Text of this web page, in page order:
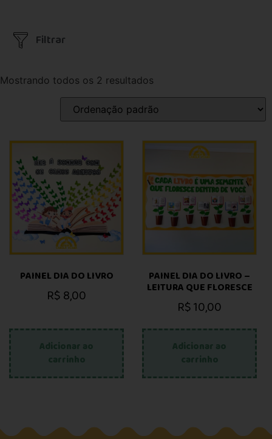
Filtrar
Mostrando todos os 2 resultados
PAINEL DIA DO LIVRO
R$8,00
Adicionar ao
carrinho
PAINEL DIA DO LIVRO –
LEITURA QUE FLORESCE
R$10,00
Adicionar ao
carrinho